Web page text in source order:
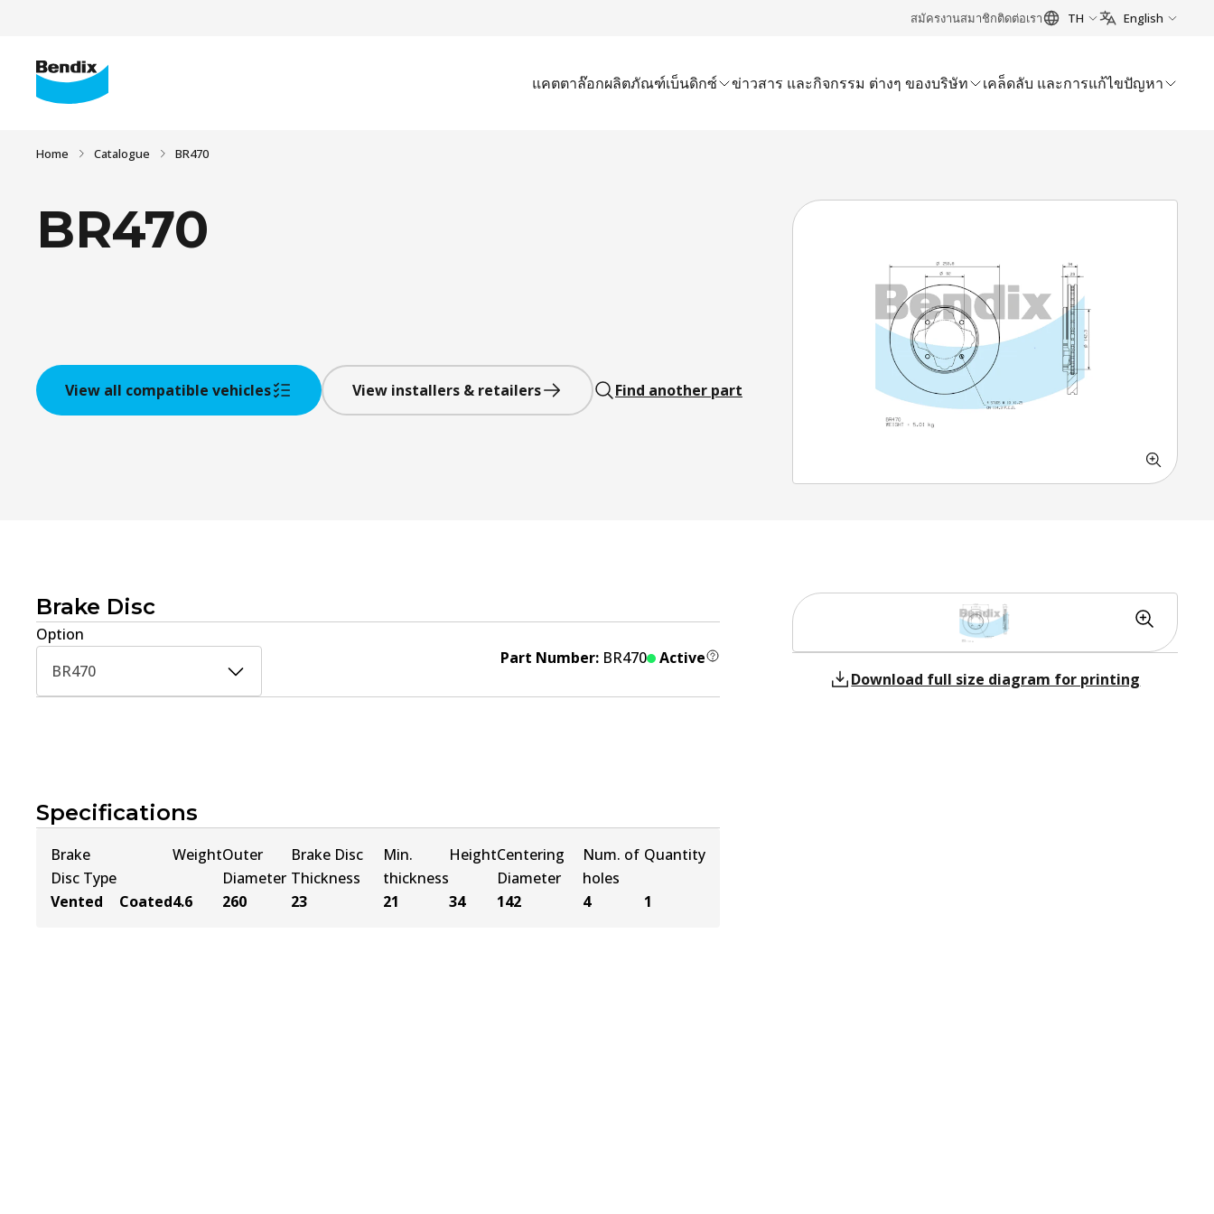
สมัครงานสมาชิกติดต่อเรา TH English
แคตตาล๊อกผลิตภัณฑ์เบ็นดิกซ์ ข่าวสาร และกิจกรรม ต่างๆ ของบริษัท เคล็ดลับ และการแก้ไขปัญหา
Home Catalogue BR470
BR470
View all compatible vehicles View installers & retailers Find another part
Brake Disc
Option
BR470
Part Number: BR470 Active
Specifications
Brake
Disc Type
Vented
Coated
Weight
4.6
Outer
Diameter
260
Brake Disc
Thickness
23
Min.
thickness
21
Height
34
Centering
Diameter
142
Num. of
holes
4
Quantity
1
Download full size diagram for printing